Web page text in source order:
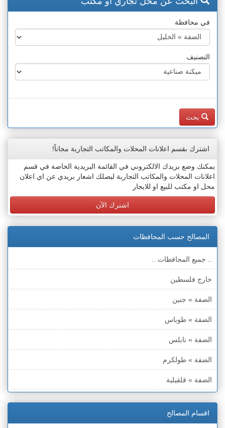
في محافظة
التصنيف
بحث
اشترك بقسم اعلانات المحلات والمكاتب التجارية مجاناً!
يمكنك وضع بريدك الالكتروني في القائمة البريدية الخاصة في قسم
اعلانات المحلات والمكاتب التجارية ليصلك اشعار بريدي عن اي اعلان
محل او مكتب للبيع او للايجار
اشترك الآن
المصالح حسب المحافظات
.. جميع المحافظات ..
خارج فلسطين
الضفة » جنين
الضفة » طوباس
الضفة » نابلس
الضفة » طولكرم
الضفة » قلقيلية
الضفة » رام الله والبيره
اقسام المصالح